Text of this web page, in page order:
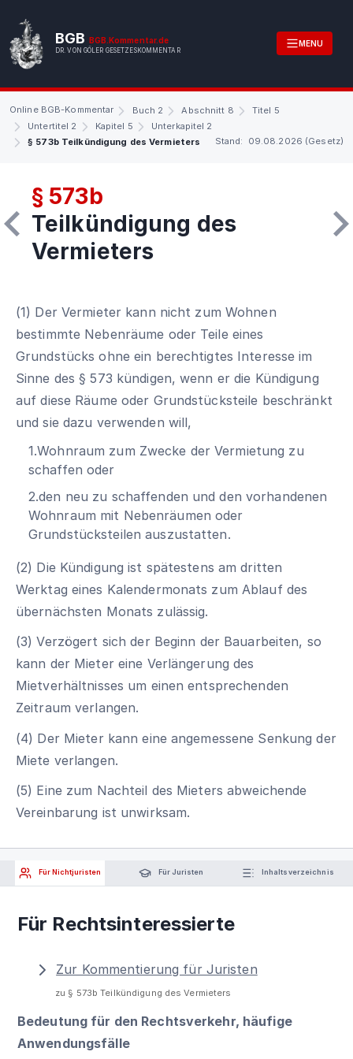
BGB BGB.Kommentar.de
DR. VON GÖLER GESETZESKOMMENTAR
MENU
Online BGB-Kommentar Buch 2 Abschnitt 8
Titel 5
Untertitel 2
Kapitel 5
Unterkapitel 2
§ 573b Teilkündigung des Vermieters
Stand: 09.08.2026 (Gesetz)
§ 573b
Teilkündigung des
Vermieters
(1) Der Vermieter kann nicht zum Wohnen
bestimmte Nebenräume oder Teile eines
Grundstücks ohne ein berechtigtes Interesse im
Sinne des § 573 kündigen, wenn er die Kündigung
auf diese Räume oder Grundstücksteile beschränkt
und sie dazu verwenden will,
1.Wohnraum zum Zwecke der Vermietung zu
schaffen oder
2.den neu zu schaffenden und den vorhandenen
Wohnraum mit Nebenräumen oder
Grundstücksteilen auszustatten.
(2) Die Kündigung ist spätestens am dritten
Werktag eines Kalendermonats zum Ablauf des
übernächsten Monats zulässig.
(3) Verzögert sich der Beginn der Bauarbeiten, so
kann der Mieter eine Verlängerung des
Mietverhältnisses um einen entsprechenden
Zeitraum verlangen.
(4) Der Mieter kann eine angemessene Senkung der
Miete verlangen.
(5) Eine zum Nachteil des Mieters abweichende
Vereinbarung ist unwirksam.
Für Nichtjuristen Für Juristen Inhaltsverzeichnis
Für Rechtsinteressierte
Zur Kommentierung für Juristen
zu § 573b Teilkündigung des Vermieters
Bedeutung für den Rechtsverkehr, häufige
Anwendungsfälle